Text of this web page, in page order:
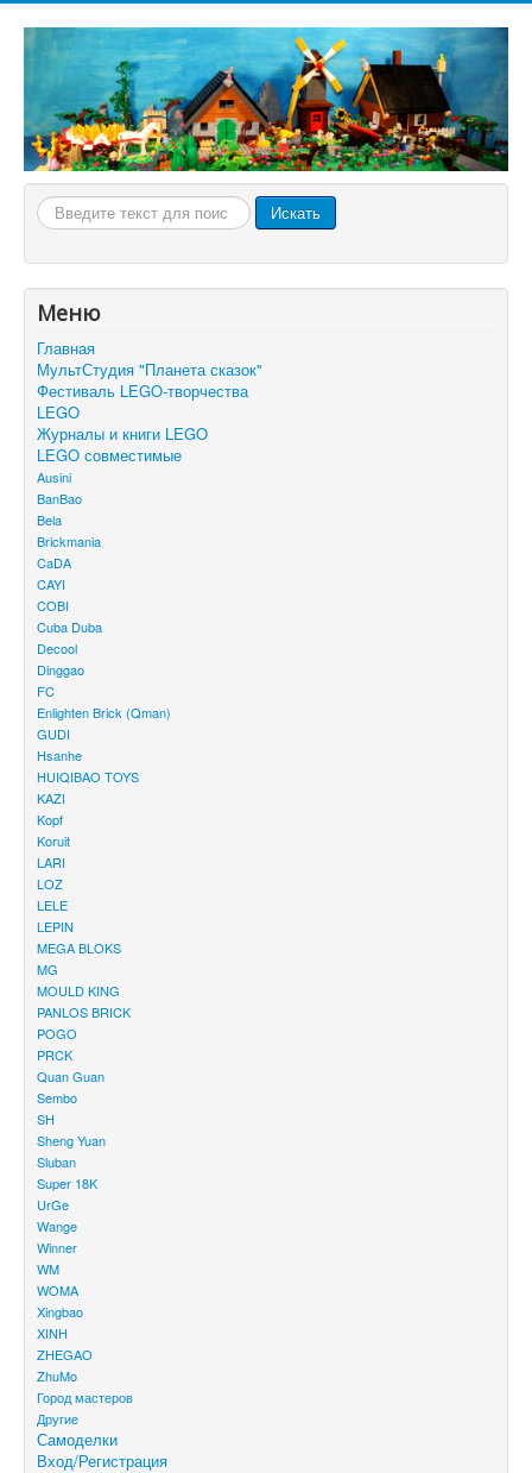
Искать... Искать
Меню
Главная
МультСтудия "Планета сказок"
Фестиваль LEGO-творчества
LEGO
Журналы и книги LEGO
LEGO совместимые
Ausini
BanBao
Bela
Brickmania
CaDA
CAYI
COBI
Cuba Duba
Decool
Dinggao
FC
Enlighten Brick (Qman)
GUDI
Hsanhe
HUIQIBAO TOYS
KAZI
Kopf
Koruit
LARI
LOZ
LELE
LEPIN
MEGA BLOKS
MG
MOULD KING
PANLOS BRICK
POGO
PRCK
Quan Guan
Sembo
SH
Sheng Yuan
Sluban
Super 18K
UrGe
Wange
Winner
WM
WOMA
Xingbao
XINH
ZHEGAO
ZhuMo
Город мастеров
Другие
Самоделки
Вход/Регистрация